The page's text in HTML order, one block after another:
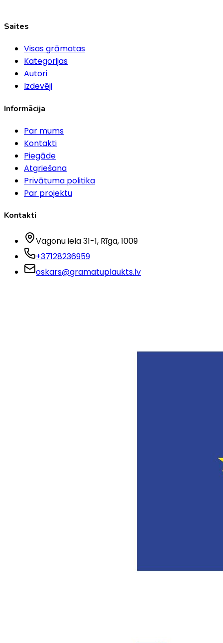
Saites
Visas grāmatas
Kategorijas
Autori
Izdevēji
Informācija
Par mums
Kontakti
Piegāde
Atgriešana
Privātuma politika
Par projektu
Kontakti
Vagonu iela 31-1, Rīga, 1009
+37128236959
oskars@gramatuplaukts.lv